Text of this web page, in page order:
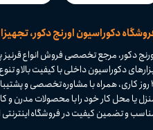
دکوراسیون اورنج دکور،
دکور، مرجع تخصصی فروش انواع
۴ روز کاری، همراه با مشاوره تخصصی و
یا محل کار خود را با محصولات مدرن
و تضمین کیفیت در فروشگاه اینترنتی